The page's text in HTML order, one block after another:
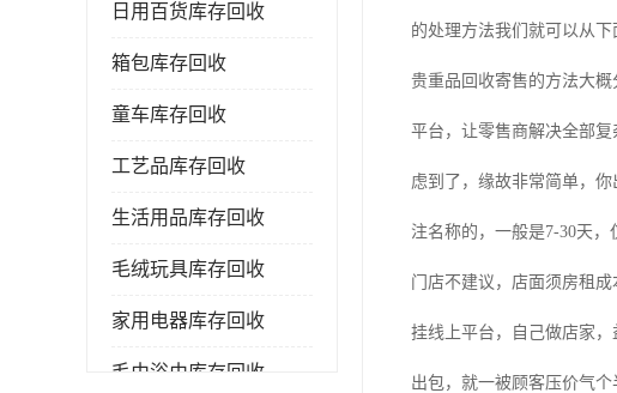
日用百货库存回收
箱包库存回收
童车库存回收
工艺品库存回收
生活用品库存回收
毛绒玩具库存回收
家用电器库存回收
毛巾浴巾库存回收
的处理方法我们就可以从
贵重品回收寄售的方法大
平台，让零售商解决全部
虑到了，缘故非常简单，
注名称的，一般是7-30天，
门店不建议，店面须房租
挂线上平台，自己做店家
出包，就一被顾客压价气